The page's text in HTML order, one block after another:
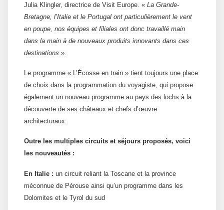
Julia Klingler, directrice de Visit Europe. « La Grande-
Bretagne, l’Italie et le Portugal ont particulièrement le vent
en poupe, nos équipes et filiales ont donc travaillé main
dans la main à de nouveaux produits innovants dans ces
destinations ».
Le programme « L’Écosse en train » tient toujours une place
de choix dans la programmation du voyagiste, qui propose
également un nouveau programme au pays des lochs à la
découverte de ses châteaux et chefs d’œuvre
architecturaux.
Outre les multiples circuits et séjours proposés, voici
les nouveautés :
En Italie : un circuit reliant la Toscane et la province
méconnue de Pérouse ainsi qu’un programme dans les
Dolomites et le Tyrol du sud